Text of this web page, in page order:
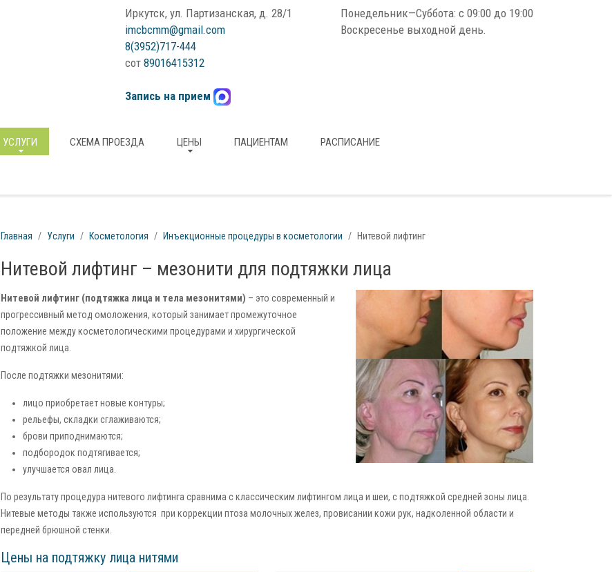
Иркутск, ул. Партизанская, д. 28/1
imcbcmm@gmail.com
8(3952)717-444
сот 89016415312
Запись на прием
Понедельник—Суббота: с 09:00 до 19:00
Воскресенье выходной день.
УСЛУГИ СХЕМА ПРОЕЗДА ЦЕНЫ ПАЦИЕНТАМ РАСПИСАНИЕ
Главная Услуги Косметология Инъекционные процедуры в косметологии Нитевой лифтинг
Нитевой лифтинг – мезонити для подтяжки лица
Нитевой лифтинг (подтяжка лица и тела мезонитями) – это современный и
прогрессивный метод омоложения, который занимает промежуточное
положение между косметологическими процедурами и хирургической
подтяжкой лица.
После подтяжки мезонитями:
лицо приобретает новые контуры;
рельефы, складки сглаживаются;
брови приподнимаются;
подбородок подтягивается;
улучшается овал лица.
По результату процедура нитевого лифтинга сравнима с классическим лифтингом лица и шеи, с подтяжкой средней зоны лица.
Нитевые методы также используются при коррекции птоза молочных желез, провисании кожи рук, надколенной области и
передней брюшной стенки.
​Цены на подтяжку лица нитями